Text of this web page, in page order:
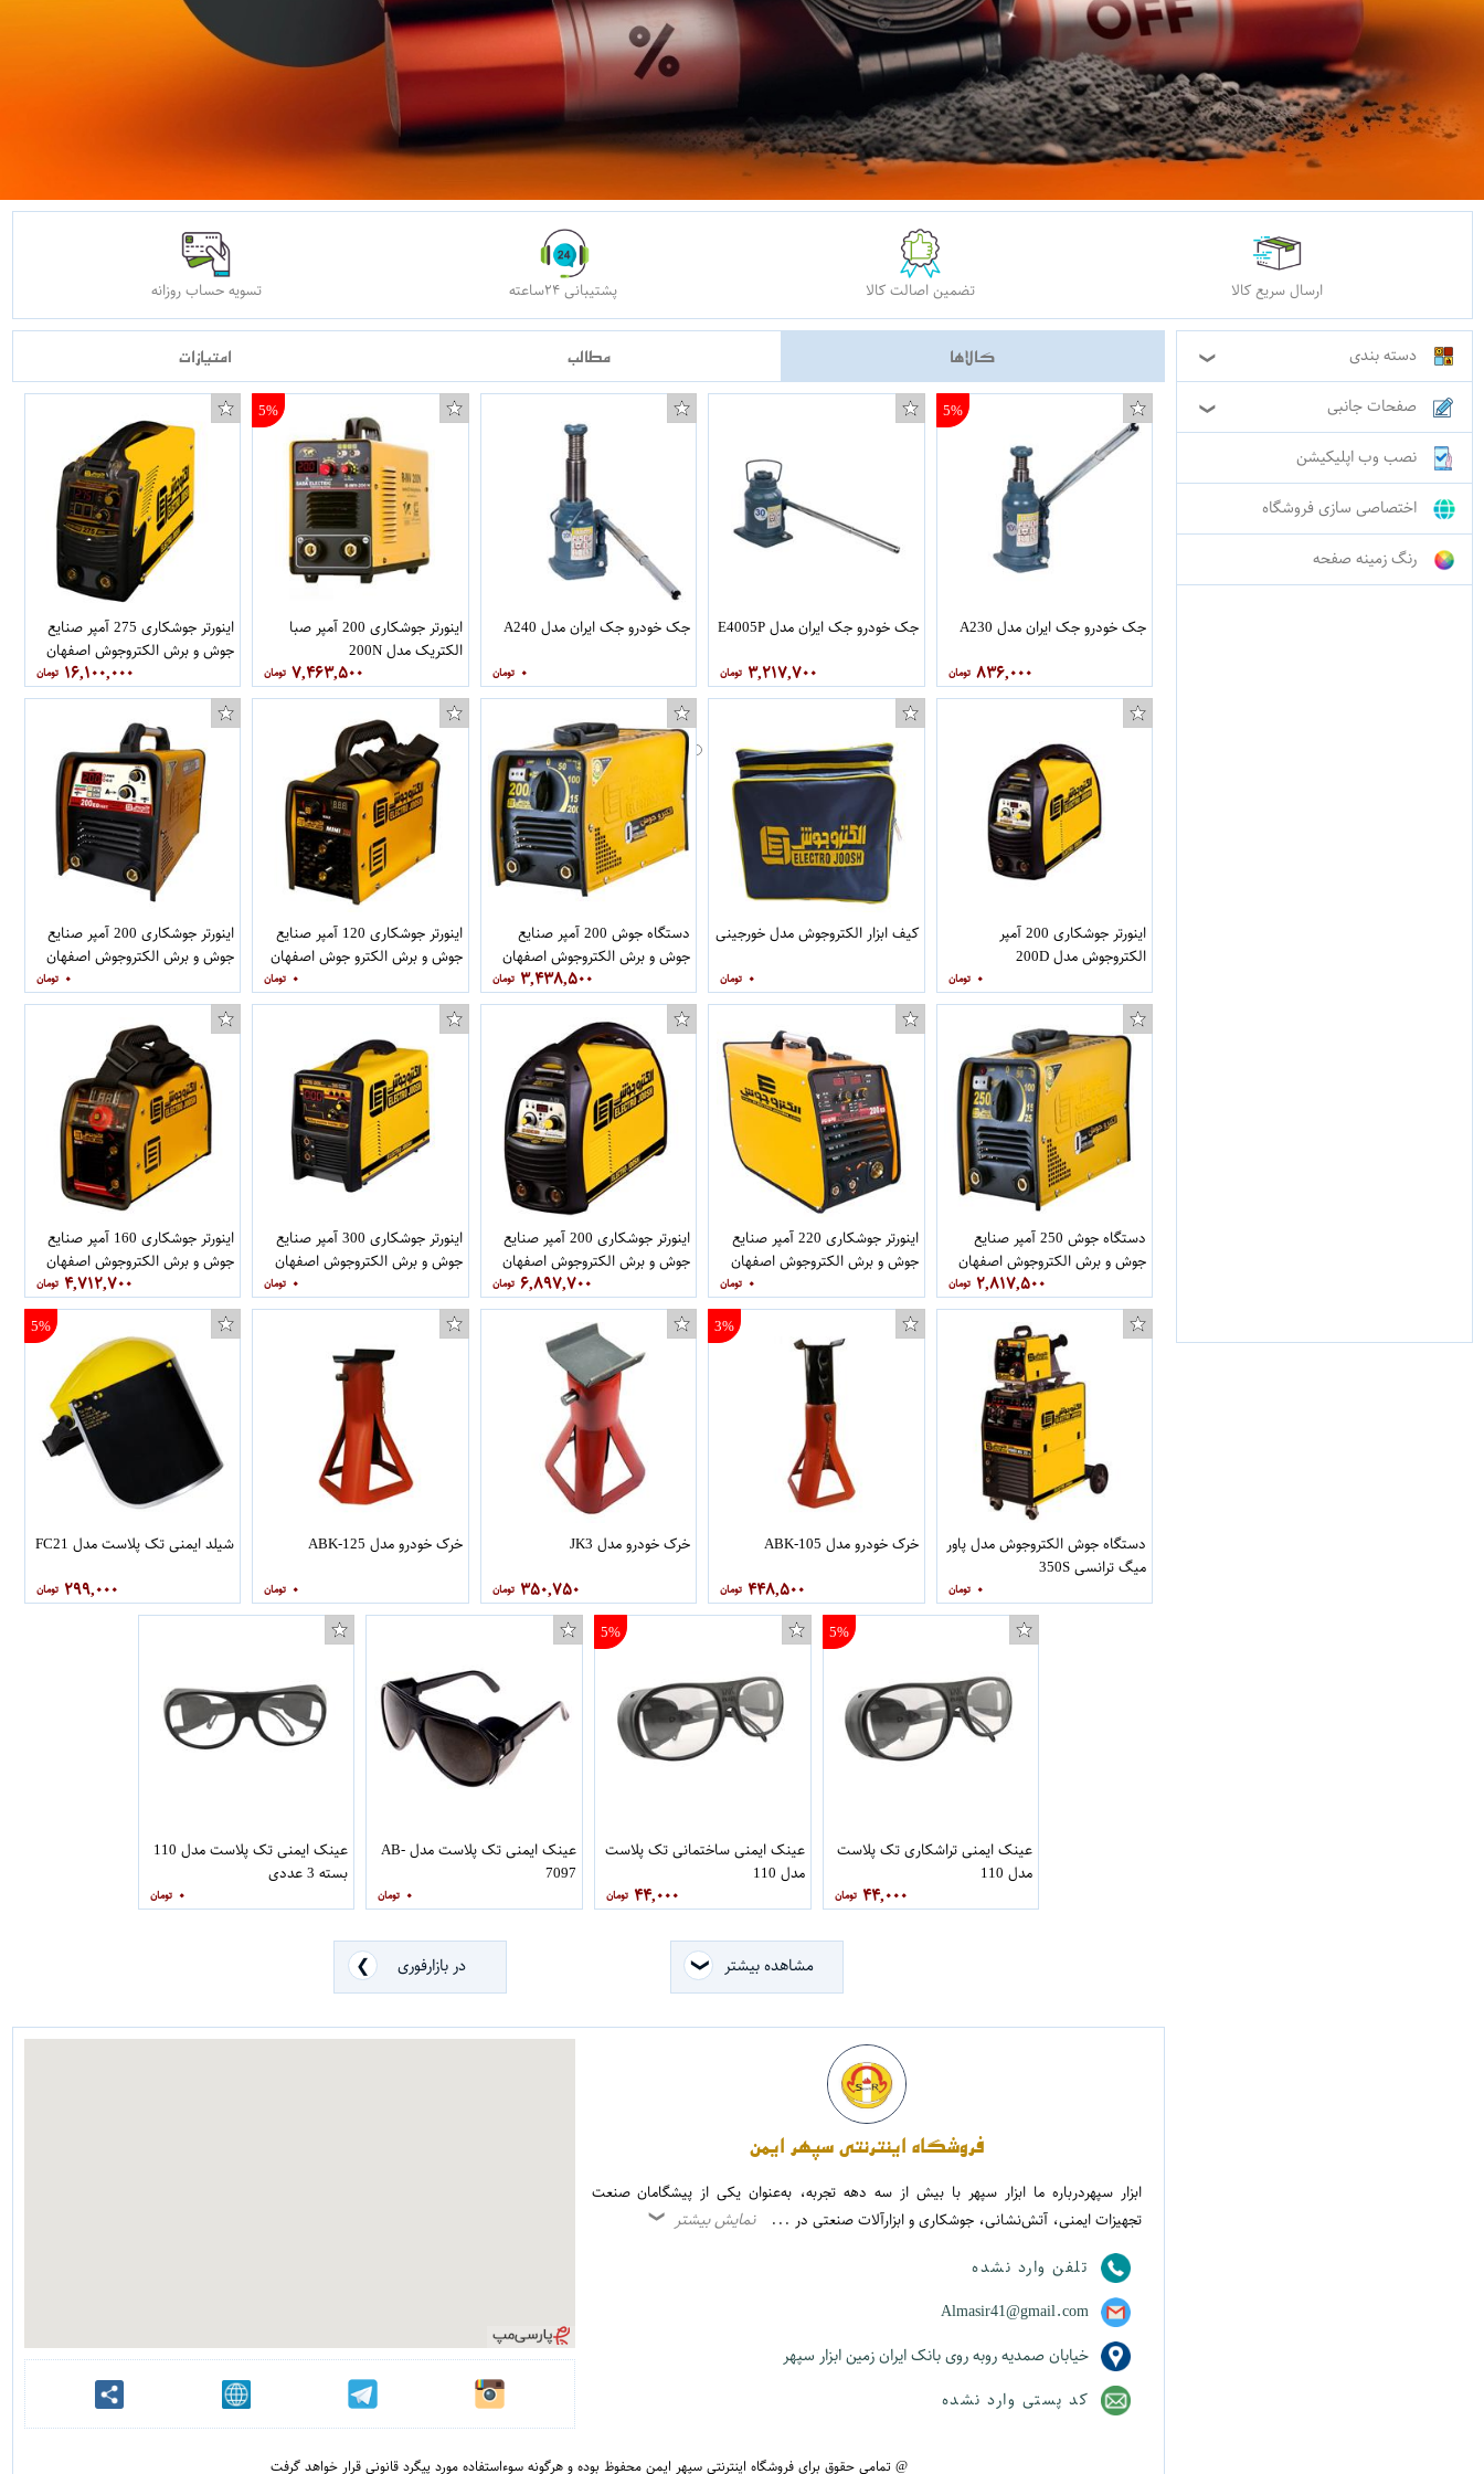
ارسال سریع کالا تضمین اصالت کالا پشتیبانی ۲۴ساعته تسویه حساب روزانه
دسته بندی ❯
صفحات جانبی ❯
نصب وب اپلیکیشن
اختصاصی سازی فروشگاه
رنگ زمینه صفحه
کالاها مطالب امتیازات
5%
جک خودرو جک ایران مدل A230
۸۳۶,۰۰۰
جک خودرو جک ایران مدل E4005P
۳,۲۱۷,۷۰۰
جک خودرو جک ایران مدل A240
۰
5%
اینورتر جوشکاری 200 آمپر صبا
الکتریک مدل 200N
۷,۴۶۳,۵۰۰
اینورتر جوشکاری 275 آمپر صنایع
جوش و برش الکتروجوش اصفهان
۱۶,۱۰۰,۰۰۰
اینورتر جوشکاری 200 آمپر
الکتروجوش مدل 200D
۰
کیف ابزار الکتروجوش مدل خورجینی
۰
دستگاه جوش 200 آمپر صنایع
جوش و برش الکتروجوش اصفهان
۳,۴۳۸,۵۰۰
اینورتر جوشکاری 120 آمپر صنایع
جوش و برش الکترو جوش اصفهان
۰
اینورتر جوشکاری 200 آمپر صنایع
جوش و برش الکتروجوش اصفهان
۰
دستگاه جوش 250 آمپر صنایع
جوش و برش الکتروجوش اصفهان
۲,۸۱۷,۵۰۰
اینورتر جوشکاری 220 آمپر صنایع
جوش و برش الکتروجوش اصفهان
۰
اینورتر جوشکاری 200 آمپر صنایع
جوش و برش الکتروجوش اصفهان
۶,۸۹۷,۷۰۰
اینورتر جوشکاری 300 آمپر صنایع
جوش و برش الکتروجوش اصفهان
۰
اینورتر جوشکاری 160 آمپر صنایع
جوش و برش الکتروجوش اصفهان
کرمانی مدل مینی پلاس MP160۴,۷۱۲,۷۰۰
دستگاه جوش الکتروجوش مدل پاور
میگ ترانسی 350S
۰
3%
خرک خودرو مدل ABK-105
۴۴۸,۵۰۰
خرک خودرو مدل JK3
۳۵۰,۷۵۰
خرک خودرو مدل ABK-125
۰
5%
شیلد ایمنی تک پلاست مدل FC21
۲۹۹,۰۰۰
5%
عینک ایمنی تراشکاری تک پلاست
مدل 110
۴۴,۰۰۰
5%
عینک ایمنی ساختمانی تک پلاست
مدل 110
۴۴,۰۰۰
عینک ایمنی تک پلاست مدل AB-
7097
۰
عینک ایمنی تک پلاست مدل 110
بسته 3 عددی
۰
❮ مشاهده بیشتر ❮ در بازارفوری
فروشگاه اینترنتی سپهر ایمن
ابزار سپهردرباره ما ابزار سپهر با بیش از سه دهه تجربه، به‌عنوان یکی از پیشگامان صنعت
تجهیزات ایمنی، آتش‌نشانی، جوشکاری و ابزارآلات صنعتی در ...
نمایش بیشتر ❮
تلفن وارد نشده
Almasir41@gmail.com
خیابان صمدیه روبه روی بانک ایران زمین ابزار سپهر
کد پستی وارد نشده
@ تمامی حقوق برایفروشگاه اینترنتی سپهر ایمن محفوظ بوده و هرگونه سوءاستفاده مورد پیگرد قانونی قرار خواهد گرفت